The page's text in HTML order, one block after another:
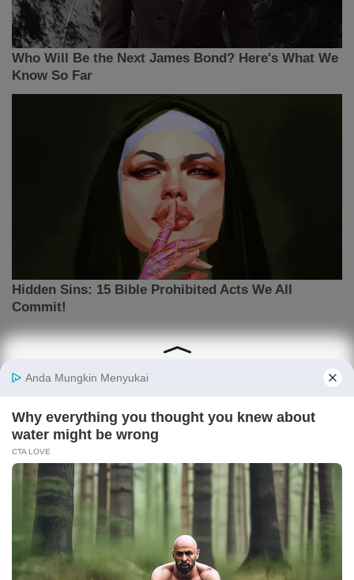
ARTIKEL TERPOPULER
Prediksi Malaysia vs Filipina Lengkap Head to
Head di Piala AFF 2026
Bocoran iPhone 18 Pro dan iPhone 18 Pro Max, Ini
Prediksi Harganya
Ramalan Shio Agustus 2026 Lengkap, Siapa yang
Paling Beruntung di Bulan Ini?
Prediksi Skor Indonesia vs Vietnam di Piala AFF